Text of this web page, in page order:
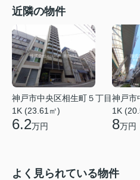
近隣の物件
神戸市中央区相生町５丁目
1K (23.61㎡)
6.2万円
神戸市
1K
8万円
よく見られている物件